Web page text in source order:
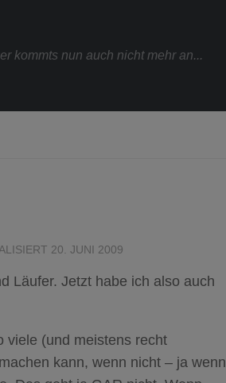
kommts nun auch nicht mehr an...
20. JUNI 2009
Läufer. Jetzt habe ich also auch
viele (und meistens recht
kann, wenn nicht – ja wenn